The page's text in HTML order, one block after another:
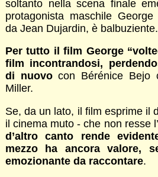
soltanto nella scena finale
protagonista maschile
da Jean Dujardin, è balbuziente.
Per tutto il film George
film incontrandosi,
di nuovocon Bérénice Bejo
Miller.
Se, da un lato, il film esprime il
il cinema muto - che non resse
d’altro canto rende
mezzo ha ancora valore,
emozionante da raccontare.